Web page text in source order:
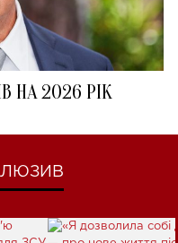
НА 2026 РІК